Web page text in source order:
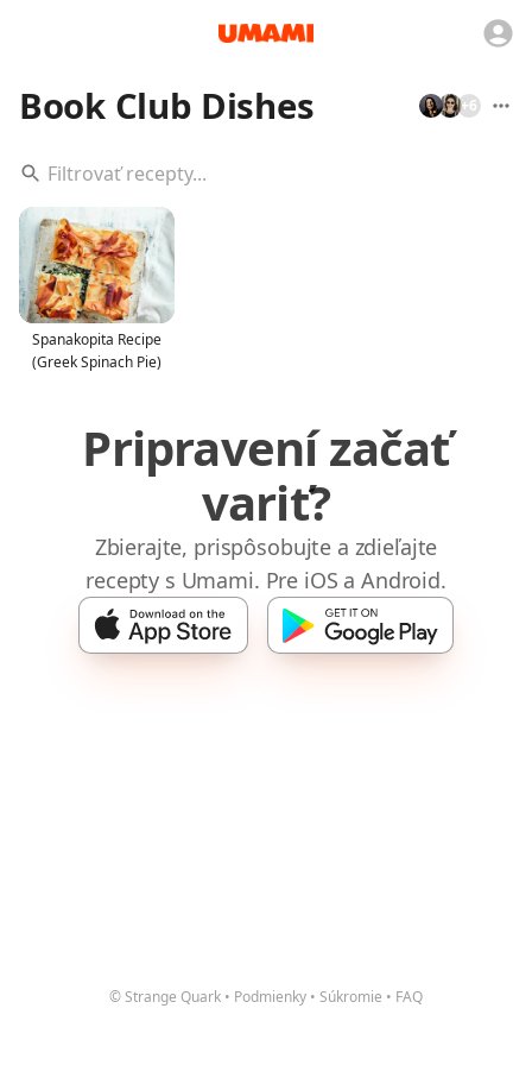
Book Club Dishes +6
Spanakopita Recipe
(Greek Spinach Pie)
Pripravení začať
variť?
Zbierajte, prispôsobujte a zdieľajte
recepty s Umami. Pre iOS a Android.
© Strange Quark • Podmienky • Súkromie • FAQ